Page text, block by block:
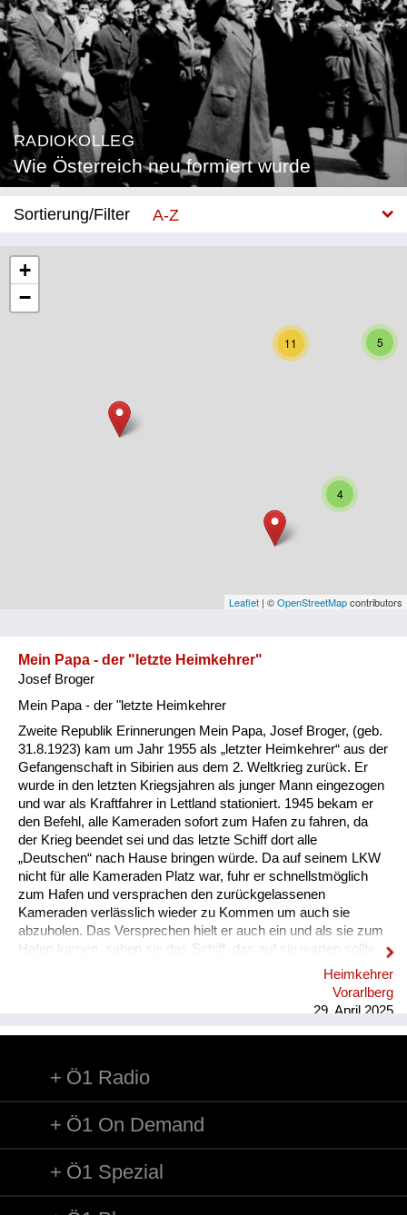
RADIOKOLLEG
Wie Österreich neu formiert wurde
Sortierung/Filter
A-Z
Vorarlberg
Besatzungsmächte
Frauen, Mütter, Kinder
Versorgung
Heimkehrer
Fluchtgeschichten
Familiengeschichten
Schule und Ausbildung
11 5
4
+
−
Leaflet | ©OpenStreetMapcontributors
Mein Papa - der "letzte Heimkehrer"
Josef Broger
Mein Papa - der "letzte Heimkehrer
Zweite Republik Erinnerungen Mein Papa, Josef Broger, (geb.
31.8.1923) kam um Jahr 1955 als „letzter Heimkehrer“ aus der
Gefangenschaft in Sibirien aus dem 2. Weltkrieg zurück. Er
wurde in den letzten Kriegsjahren als junger Mann eingezogen
und war als Kraftfahrer in Lettland stationiert. 1945 bekam er
den Befehl, alle Kameraden sofort zum Hafen zu fahren, da
der Krieg beendet sei und das letzte Schiff dort alle
„Deutschen“ nach Hause bringen würde. Da auf seinem LKW
nicht für alle Kameraden Platz war, fuhr er schnellstmöglich
zum Hafen und versprachen den zurückgelassenen
Kameraden verlässlich wieder zu Kommen um auch sie
abzuholen. Das Versprechen hielt er auch ein und als sie zum
Hafen kamen, sahen sie das Schiff, das auf sie warten sollte
und sie sicher in die Heimat zurückbringen sollte, gerade am
Zurückgelassen nach Kriegsende im „Feindesland“….. Die
mein Papa und sei...
Heimkehrer
Vorarlberg
29. April 2025
Ö1 Radio
Ö1 On Demand
Ö1 Spezial